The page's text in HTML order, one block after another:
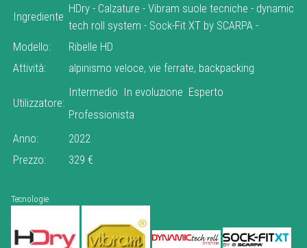
Ingrediente
HDry - Calzature - Vibram suole tecniche - dynamic
tech roll system - Sock-Fit XT by SCARPA -
Modello:
Ribelle HD
Attività:
alpinismo veloce, vie ferrate, backpacking
Utilizzatore:
Intermedio In evoluzione Esperto
Professionista
Anno:
2022
Prezzo:
329 €
Tecnologie